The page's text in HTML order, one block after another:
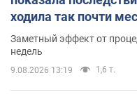
ходила так почти
Заметный эффект от
недель
9.08.2026 13:19 1,6 т.